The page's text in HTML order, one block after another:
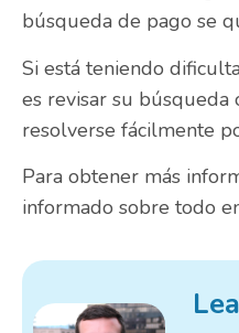
búsqueda de pago se
Si está teniendo
es revisar su
resolverse fácilmente
Para obtener más
informado sobre todo